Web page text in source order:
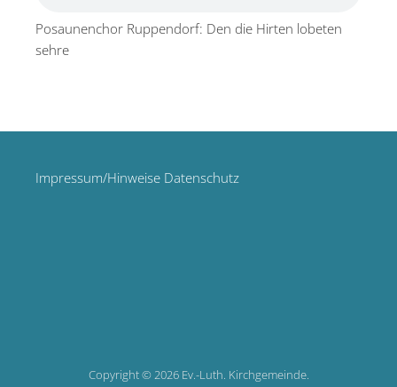
Posaunenchor Ruppendorf: Den die Hirten lobeten
sehre
Impressum/Hinweise Datenschutz
Copyright © 2026 Ev.-Luth. Kirchgemeinde.